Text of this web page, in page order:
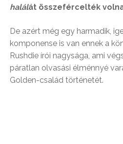
halálát összefércelték
De azért még egy harmadik,
komponense is van ennek a
Rushdie írói nagysága, ami
páratlan olvasási élménnyé
Golden-család történetét.